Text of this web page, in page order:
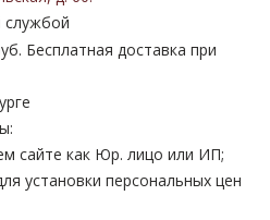
службой
Бесплатная доставка при
сайте как Юр. лицо или ИП;
установки персональных цен